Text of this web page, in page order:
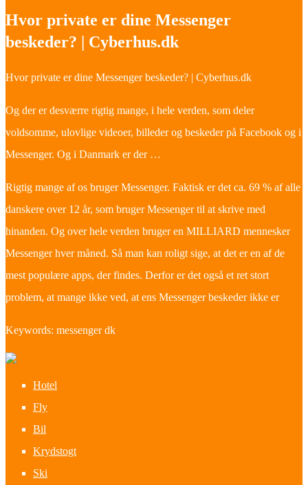
Hvor private er dine Messenger
beskeder? | Cyberhus.dk
Hvor private er dine Messenger beskeder? | Cyberhus.dk
Og der er desværre rigtig mange, i hele verden, som deler
voldsomme, ulovlige videoer, billeder og beskeder på Facebook og i
Messenger. Og i Danmark er der …
Rigtig mange af os bruger Messenger. Faktisk er det ca. 69 % af alle
danskere over 12 år, som bruger Messenger til at skrive med
hinanden. Og over hele verden bruger en MILLIARD mennesker
Messenger hver måned. Så man kan roligt sige, at det er en af de
mest populære apps, der findes. Derfor er det også et ret stort
problem, at mange ikke ved, at ens Messenger beskeder ikke er
Keywords: messenger dk
Hotel
Fly
Bil
Krydstogt
Ski